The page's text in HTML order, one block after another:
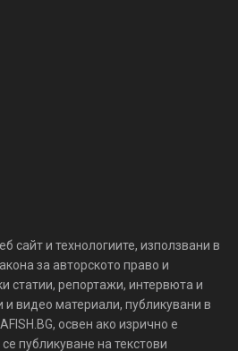
сайт и технологиите, използвани в
за авторското право и
статии, репортажи, интервюта и
и видео материали, публикувани в
освен ако изрично е
публикуване на текстови